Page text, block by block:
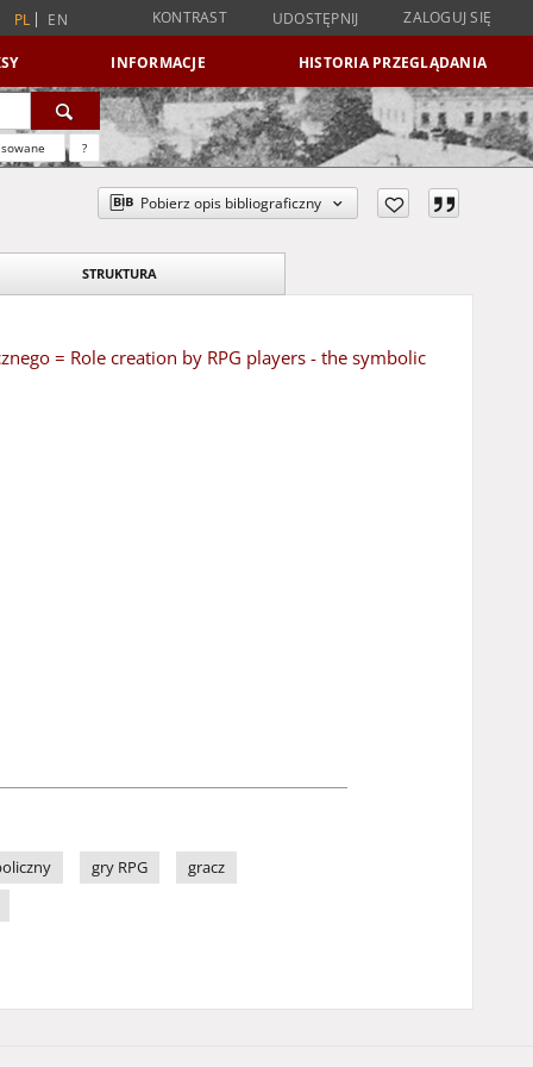
PL EN KONTRAST UDOSTĘPNIJ ZALOGUJ SIĘ
INFORMACJE HISTORIA PRZEGLĄDANIA
?
Pobierz opis bibliograficzny
STRUKTURA
= Role creation by RPG players - the symbolic
gry RPG
gracz